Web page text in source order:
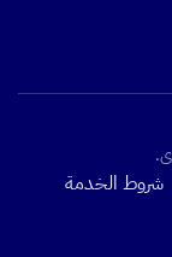
شروط الخدمة